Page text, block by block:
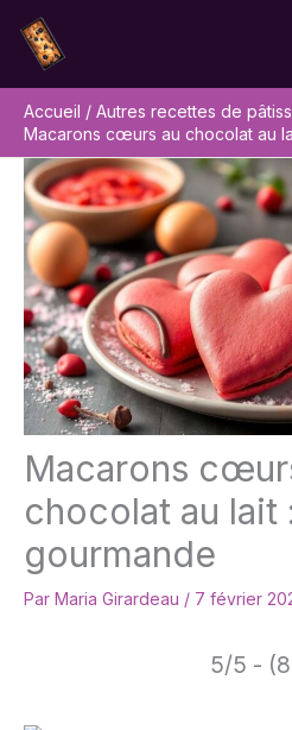
contenu
Accueil
Autres recettes de
Macarons cœurs au chocolat au
Macarons
chocolat au lait
gourmande
Par Maria Girardeau / 7 février
5/5 -
Rechercher